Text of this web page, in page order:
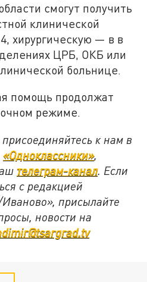
смогут получить
клинической
хирургическую — в в
ЦРБ, ОКБ или
больнице.
помощь продолжат
режиме.
к нам в
«Одноклассники»,
телеграм-канал. Если
с редакцией
присылайте
новости на